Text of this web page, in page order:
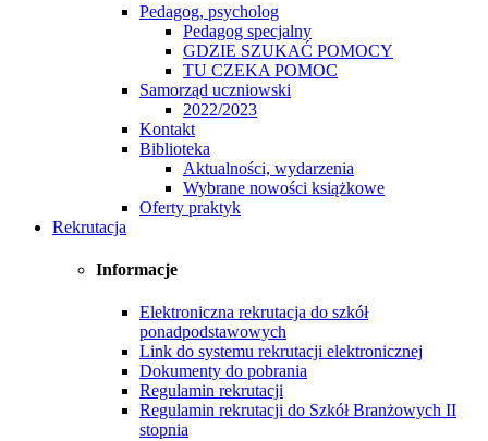
Pedagog, psycholog
Pedagog specjalny
GDZIE SZUKAĆ POMOCY
TU CZEKA POMOC
Samorząd uczniowski
2022/2023
Kontakt
Biblioteka
Aktualności, wydarzenia
Wybrane nowości książkowe
Oferty praktyk
Rekrutacja
Informacje
Elektroniczna rekrutacja do szkół
ponadpodstawowych
Link do systemu rekrutacji elektronicznej
Dokumenty do pobrania
Regulamin rekrutacji
Regulamin rekrutacji do Szkół Branżowych II
stopnia